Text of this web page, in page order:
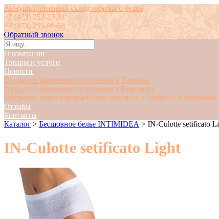
Аннушка, оптовый склад женского белья
+7 (473) 253-33-31
+7 (473) 255-80-68
Обратный звонок
О компании
Товары и услуги
Новости
Открытие фирменного магазина в Тамбове
Открытие фирменного магазина в Воронеже
Открытие нового фирменного магазина «Трибуна» в Воронеже
Отзывы
Контакты
Каталог > Бесшовное белье INTIMIDEA > IN-Culotte setificato
IN-Culotte setificato Light